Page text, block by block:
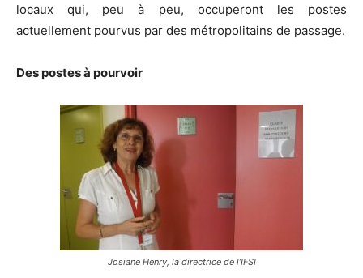
locaux qui, peu à peu, occuperont les postes
actuellement pourvus par des métropolitains de passage.
Des postes à pourvoir
Josiane Henry, la directrice de l’IFSI